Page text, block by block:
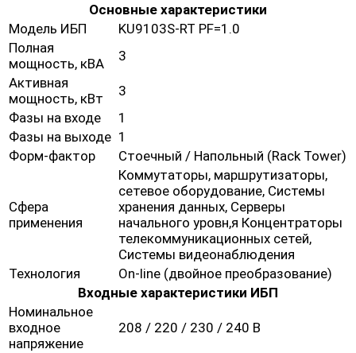
Основные характеристики
Модель ИБП
KU9103S-RT PF=1.0
Полная
мощность, кВА
3
Активная
мощность, кВт
3
Фазы на входе
1
Фазы на выходе 1
Форм-фактор
Стоечный / Напольный (Rack Tower)
Сфера
применения
Коммутаторы, маршрутизаторы,
сетевое оборудование, Системы
хранения данных, Серверы
начального уровн,я Концентраторы
телекоммуникационных сетей,
Системы видеонаблюдения
Технология
On-line (двойное преобразование)
Входные характеристики ИБП
Номинальное
входное
напряжение
208 / 220 / 230 / 240 В